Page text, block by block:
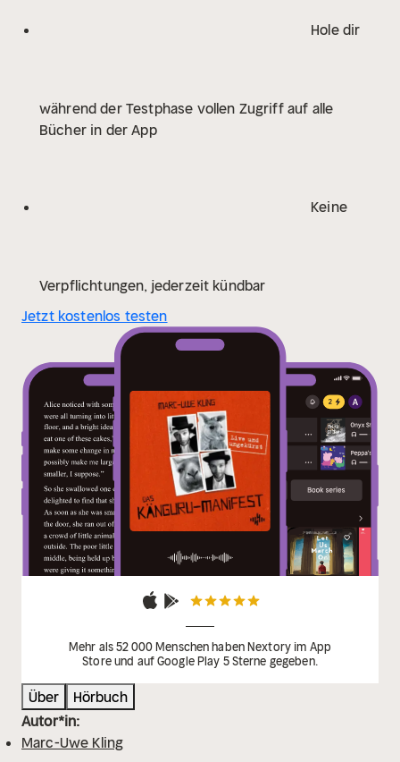
Hole dir
während der Testphase vollen Zugriff auf alle
Bücher in der App
Keine
Verpflichtungen, jederzeit kündbar
Jetzt kostenlos testen
Mehr als 52 000 Menschen haben Nextory im App
Store und auf Google Play 5 Sterne gegeben.
Über
Hörbuch
Autor*in:
Marc-Uwe Kling